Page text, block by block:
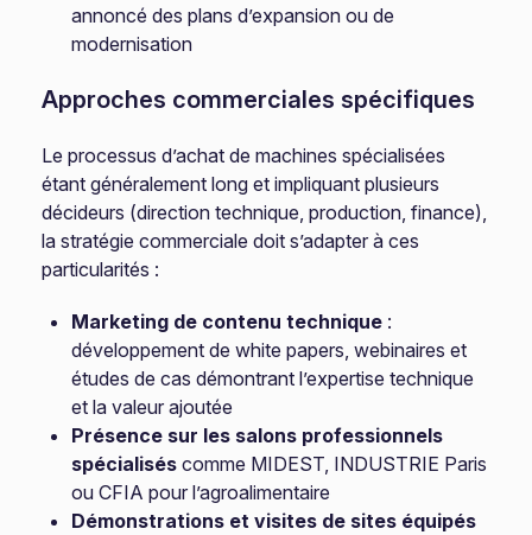
annoncé des plans d’expansion ou de
modernisation
Approches commerciales spécifiques
Le processus d’achat de machines spécialisées
étant généralement long et impliquant plusieurs
décideurs (direction technique, production, finance),
la stratégie commerciale doit s’adapter à ces
particularités :
Marketing de contenu technique :
développement de white papers, webinaires et
études de cas démontrant l’expertise technique
et la valeur ajoutée
Présence sur les salons professionnels
spécialisés comme MIDEST, INDUSTRIE Paris
ou CFIA pour l’agroalimentaire
Démonstrations et visites de sites équipés